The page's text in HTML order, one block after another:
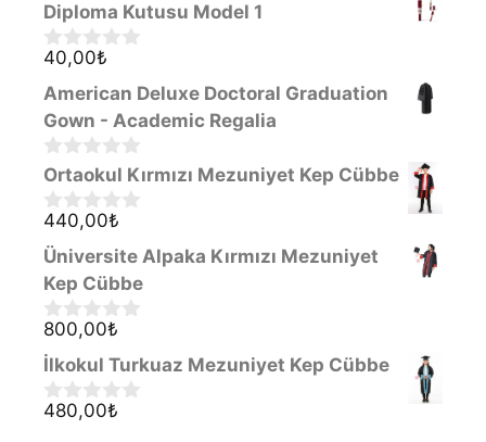
Diploma Kutusu Model 1
0
o
u
t
o
f
5
40,00₺
American Deluxe Doctoral Graduation
Gown - Academic Regalia
0
o
u
t
o
f
5
Ortaokul Kırmızı Mezuniyet Kep Cübbe
0
o
u
t
o
f
5
440,00₺
Üniversite Alpaka Kırmızı Mezuniyet
Kep Cübbe
0
o
u
t
o
800,00₺
İlkokul Turkuaz Mezuniyet Kep Cübbe
0
480,00₺